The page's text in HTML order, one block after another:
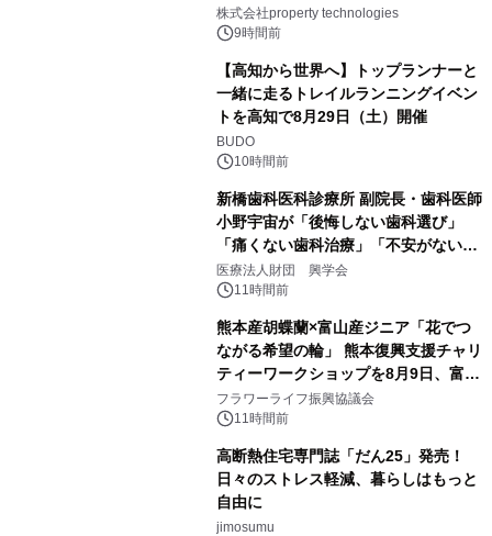
PropTechはどう組み替えるか）｜
PropTech-Lab
株式会社property technologies
9時間前
【高知から世界へ】トップランナーと
一緒に走るトレイルランニングイベン
トを高知で8月29日（土）開催
BUDO
10時間前
新橋歯科医科診療所 副院長・歯科医師
小野宇宙が「後悔しない歯科選び」
「痛くない歯科治療」「不安がない治
療計画」をテーマに専門監修
医療法人財団 興学会
11時間前
熊本産胡蝶蘭×富山産ジニア「花でつ
ながる希望の輪」 熊本復興支援チャリ
ティーワークショップを8月9日、富
山・射水で開催
フラワーライフ振興協議会
11時間前
高断熱住宅専門誌「だん25」発売！
日々のストレス軽減、暮らしはもっと
自由に
jimosumu